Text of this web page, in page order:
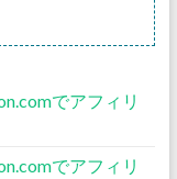
でアフィリ
でアフィリ